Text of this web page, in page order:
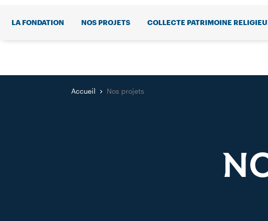
LA FONDATION NOS PROJETS COLLECTE PATRIMOINE
Accueil Nos projets